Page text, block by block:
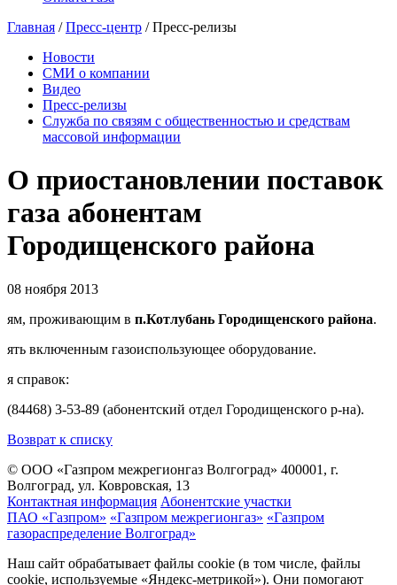
Главная /Пресс-центр / Пресс-релизы
Новости
СМИ о компании
Видео
Пресс-релизы
Служба по связям с общественностью и средствам
массовой информации
О приостановлении поставок
газа абонентам
Городищенского района
08 ноября 2013
ям, проживающим в п.Котлубань Городищенского района.
ять включенным газоиспользующее оборудование.
я справок:
(84468) 3-53-89 (абонентский отдел Городищенского р-на).
Возврат к списку
© ООО «Газпром межрегионгаз Волгоград» 400001, г.
Волгоград, ул. Ковровская, 13
Контактная информация Абонентские участки
ПАО «Газпром» «Газпром межрегионгаз» «Газпром
газораспределение Волгоград»
Наш сайт обрабатывает файлы cookie (в том числе, файлы
cookie, используемые «Яндекс-метрикой»). Они помогают